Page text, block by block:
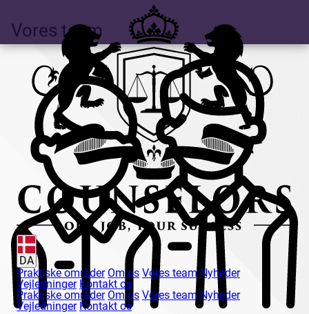
DA
Praktiske områder Om os Vores team Nyheder
Vejledninger Kontakt os
Praktiske områder Om os Vores team Nyheder
Vejledninger Kontakt os
Vores team